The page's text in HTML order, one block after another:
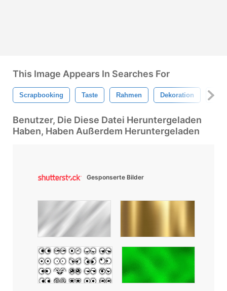
This Image Appears In Searches For
Scrapbooking Taste Rahmen Dekoration
Benutzer, Die Diese Datei Heruntergeladen
Haben, Haben Außerdem Heruntergeladen
Gesponserte Bilder